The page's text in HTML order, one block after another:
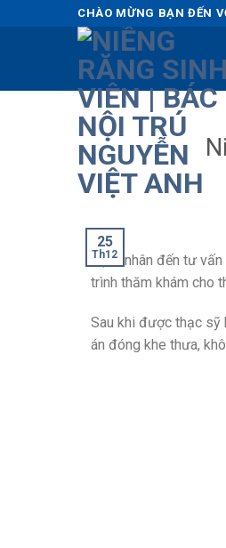
to
CHÀO MỪNG BẠN ĐẾN
25
Th12
Bệnh nhân đến tư
trình thăm khám cho
Sau khi được thạc sỹ
án đóng khe thưa,